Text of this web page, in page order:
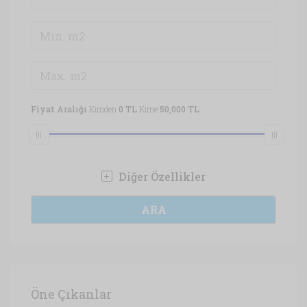
Fiyat Aralığı Kimden 0 TL Kime 50,000 TL
Diğer Özellikler
ARA
Öne Çıkanlar